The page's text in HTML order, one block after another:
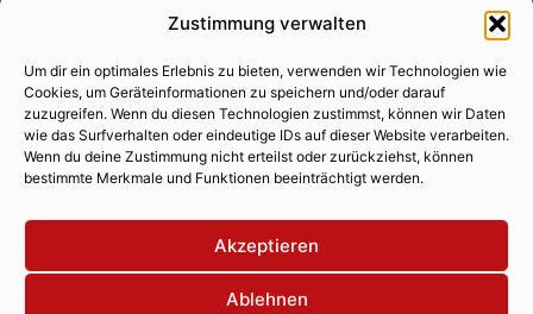
Zustimmung verwalten
Um dir ein optimales Erlebnis zu bieten, verwenden wir Technologien wie
Cookies, um Geräteinformationen zu speichern und/oder darauf
zuzugreifen. Wenn du diesen Technologien zustimmst, können wir Daten
wie das Surfverhalten oder eindeutige IDs auf dieser Website verarbeiten.
Wenn du deine Zustimmung nicht erteilst oder zurückziehst, können
bestimmte Merkmale und Funktionen beeinträchtigt werden.
Akzeptieren
Ablehnen
Fotoservice
Videoservice
Werbung
Contenterstellung
Lokalnachrichten
Lokalfernsehen
Eventkalender